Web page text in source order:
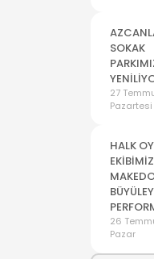
SOKAK
27
Pazartesi
HALK
26
Pazar